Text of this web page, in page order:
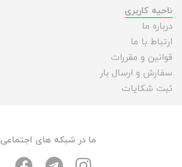
ناحیه کاربری
درباره ما
ارتباط با ما
قوانین و مقررات
سفارش و ارسال بار
ثبت شکایات
ما در شبکه های اجتماعی